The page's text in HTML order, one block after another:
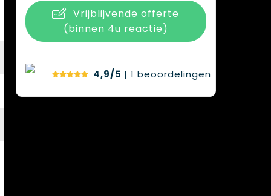
Vrijblijvende offerte
(binnen 4u reactie)
4,9/5 | 1 beoordelingen